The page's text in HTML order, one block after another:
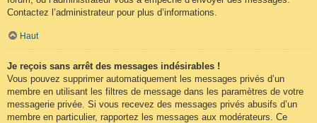
Contactez l’administrateur pour plus d’informations.
Haut
Je reçois sans arrêt des messages indésirables !
Vous pouvez supprimer automatiquement les messages privés d’un
membre en utilisant les filtres de message dans les paramètres de votre
messagerie privée. Si vous recevez des messages privés abusifs d’un
membre en particulier, rapportez les messages aux modérateurs. Ce